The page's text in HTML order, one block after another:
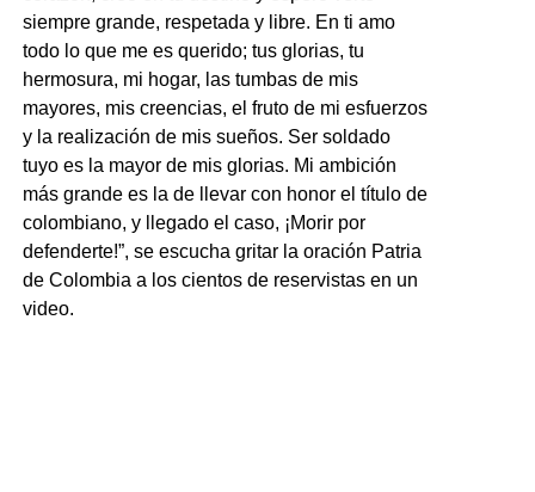
siempre grande, respetada y libre. En ti amo
todo lo que me es querido; tus glorias, tu
hermosura, mi hogar, las tumbas de mis
mayores, mis creencias, el fruto de mi esfuerzos
y la realización de mis sueños. Ser soldado
tuyo es la mayor de mis glorias. Mi ambición
más grande es la de llevar con honor el título de
colombiano, y llegado el caso, ¡Morir por
defenderte!”, se escucha gritar la oración Patria
de Colombia a los cientos de reservistas en un
video.